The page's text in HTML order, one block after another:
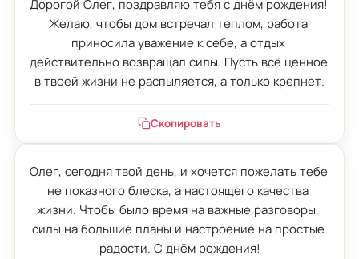
Дорогой Олег, поздравляю тебя с днём рождения!
Желаю, чтобы дом встречал теплом, работа
приносила уважение к себе, а отдых
действительно возвращал силы. Пусть всё ценное
в твоей жизни не распыляется, а только крепнет.
Скопировать
Олег, сегодня твой день, и хочется пожелать тебе
не показного блеска, а настоящего качества
жизни. Чтобы было время на важные разговоры,
силы на большие планы и настроение на простые
радости. С днём рождения!